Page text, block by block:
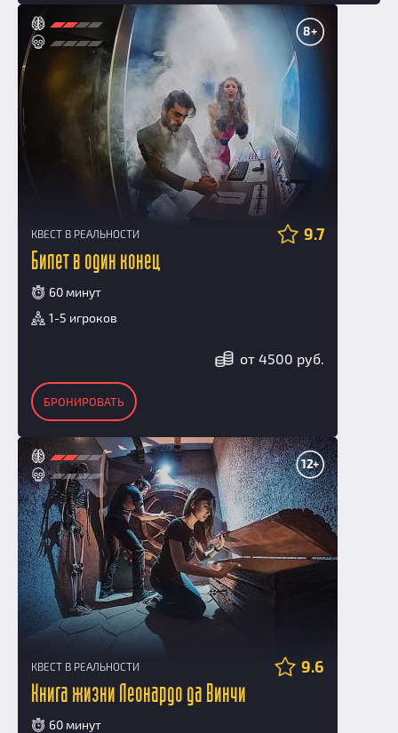
8+
КВЕСТ В РЕАЛЬНОСТИ 9.7
Билет в один конец
60 минут
1-5 игроков
от 4500 руб.
БРОНИРОВАТЬ
12+
КВЕСТ В РЕАЛЬНОСТИ 9.6
Книга жизни Леонардо да Винчи
60 минут